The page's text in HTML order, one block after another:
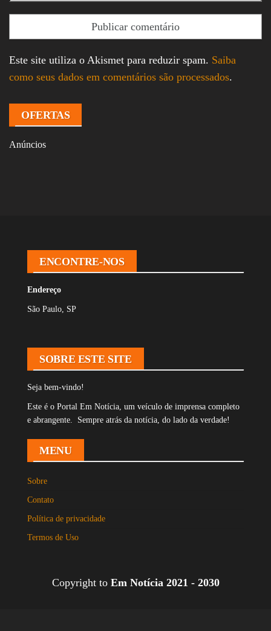
Este site utiliza o Akismet para reduzir spam. Saiba
como seus dados em comentários são processados.
OFERTAS
Anúncios
ENCONTRE-NOS
Endereço
São Paulo, SP
SOBRE ESTE SITE
Seja bem-vindo!
Este é o Portal Em Notícia, um veículo de imprensa completo
e abrangente. Sempre atrás da notícia, do lado da verdade!
MENU
Sobre
Contato
Política de privacidade
Termos de Uso
Copyright to Em Notícia 2021 - 2030